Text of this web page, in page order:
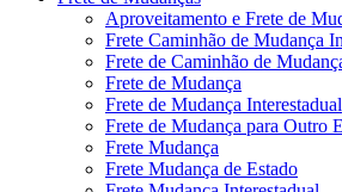
Aproveitamento e Frete de
Frete Caminhão de Mudança
Frete de Caminhão de
Frete de Mudança
Frete de Mudança Interestadual
Frete de Mudança para Outro
Frete Mudança
Frete Mudança de Estado